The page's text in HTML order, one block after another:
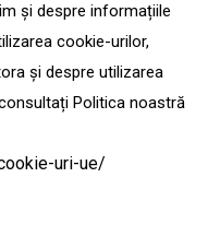
și despre informațiile
cookie-urilor,
și despre utilizarea
Politica noastră
uri-ue/